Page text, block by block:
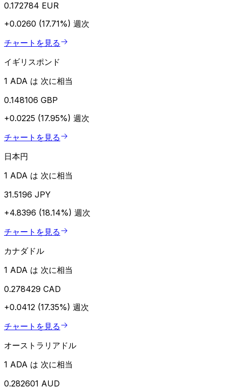
0.172784 EUR
+0.0260 (17.71%) 週次
チャートを見る
イギリスポンド
1 ADA は 次に相当
0.148106 GBP
+0.0225 (17.95%) 週次
チャートを見る
日本円
1 ADA は 次に相当
31.5196 JPY
+4.8396 (18.14%) 週次
チャートを見る
カナダドル
1 ADA は 次に相当
0.278429 CAD
+0.0412 (17.35%) 週次
チャートを見る
オーストラリアドル
1 ADA は 次に相当
0.282601 AUD